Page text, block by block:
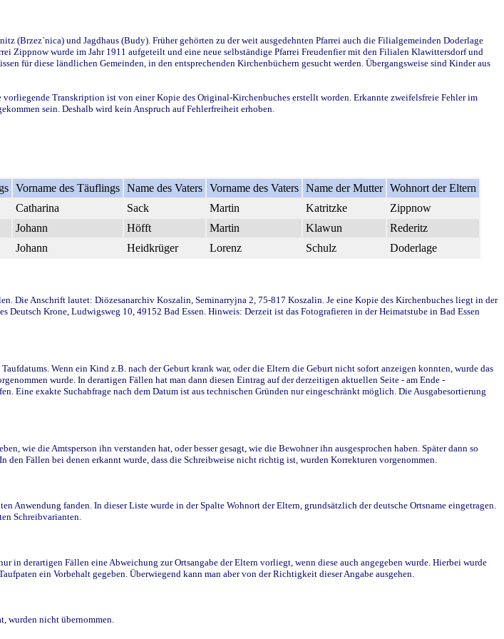
und Jagdhaus (Budy). Früher gehörten zu der weit ausgedehnten Pfarrei auch die Filialgemeinden Doderlage
Zippnow wurde im Jahr 1911 aufgeteilt und eine neue selbständige Pfarrei Freudenfier mit den Filialen Klawittersdorf und
für diese ländlichen Gemeinden, in den entsprechenden Kirchenbüchern gesucht werden. Übergangsweise sind Kinder aus
Transkription ist von einer Kopie des Original-Kirchenbuches erstellt worden. Erkannte zweifelsfreie Fehler im
sein. Deshalb wird kein Anspruch auf Fehlerfreiheit erhoben.
Vorname des Täuflings Name des Vaters Vorname des Vaters Name der Mutter Wohnort der Eltern
Catharina Sack Martin Katritzke
Zippnow
Johann Höfft Martin Klawun
Rederitz
Johann Heidkrüger Lorenz Schulz Doderlage
Die Anschrift lautet: Diözesanarchiv Koszalin, Seminarryjna 2, 75-817 Koszalin. Je eine Kopie des Kirchenbuches liegt in der
Krone, Ludwigsweg 10, 49152 Bad Essen. Hinweis: Derzeit ist das Fotografieren in der Heimatstube in Bad Essen
Wenn ein Kind z.B. nach der Geburt krank war, oder die Eltern die Geburt nicht sofort anzeigen konnten, wurde das
wurde. In derartigen Fällen hat man dann diesen Eintrag auf der derzeitigen aktuellen Seite - am Ende -
exakte Suchabfrage nach dem Datum ist aus technischen Gründen nur eingeschränkt möglich. Die Ausgabesortierung
wie die Amtsperson ihn verstanden hat, oder besser gesagt, wie die Bewohner ihn ausgesprochen haben. Später dann so
Fällen bei denen erkannt wurde, dass die Schreibweise nicht richtig ist, wurden Korrekturen vorgenommen.
fanden. In dieser Liste wurde in der Spalte Wohnort der Eltern, grundsätzlich der deutsche Ortsname eingetragen.
Schreibvarianten.
in derartigen Fällen eine Abweichung zur Ortsangabe der Eltern vorliegt, wenn diese auch angegeben wurde. Hierbei wurde
ein Vorbehalt gegeben. Überwiegend kann man aber von der Richtigkeit dieser Angabe ausgehen.
wurden nicht übernommen.